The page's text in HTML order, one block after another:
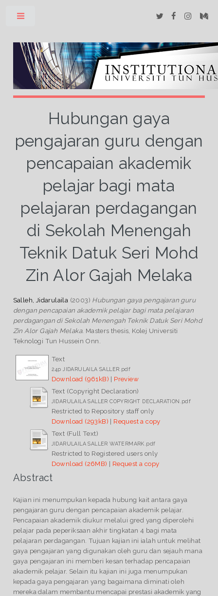
Hubungan gaya
pengajaran guru dengan
pencapaian akademik
pelajar bagi mata
pelajaran perdagangan
di Sekolah Menengah
Teknik Datuk Seri Mohd
Zin Alor Gajah Melaka
Salleh, Jidarulaila (2003) Hubungan gaya pengajaran guru
dengan pencapaian akademik pelajar bagi mata pelajaran
perdagangan di Sekolah Menengah Teknik Datuk Seri Mohd
Zin Alor Gajah Melaka. Masters thesis, Kolej Universiti
Teknologi Tun Hussein Onn.
Text
24p JIDARULAILA SALLER.pdf
Download (961kB) | Preview
Text (Copyright Declaration)
JIDARULAILA SALLER COPYRIGHT DECLARATION.pdf
Restricted to Repository staff only
Download (293kB) | Request a copy
Text (Full Text)
JIDARULAILA SALLER WATERMARK.pdf
Restricted to Registered users only
Download (26MB) | Request a copy
Abstract
Kajian ini menumpukan kepada hubung kait antara gaya
pengajaran guru dengan pencapaian akademik pelajar.
Pencapaian akademik diukur melalui gred yang diperolehi
pelajar pada peperiksaan akhir tingkatan 4 bagi mata
pelajaran perdagangan. Tujuan kajian ini ialah untuk melihat
gaya pengajaran yang digunakan oleh guru dan sejauh mana
gaya pengajaran ini memberi kesan terhadap pencapaian
akademik pelajar. Selain itu kajian ini juga menumpukan
kepada gaya pengajaran yang bagaimana diminati oleh
mereka dalam membantu mencapai prestasi akademik yang